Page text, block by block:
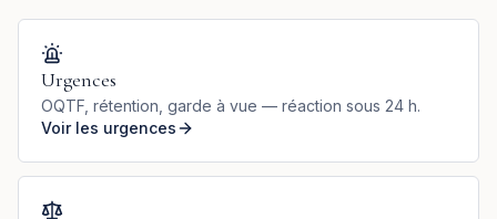
Urgences
OQTF, rétention, garde à vue — réaction sous 24 h.
Voir les urgences